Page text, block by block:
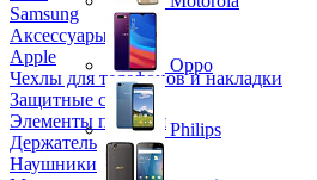
Samsung
Аксессуары
Apple
Чехлы для телефонов и накладки
Защитные стекла
Элементы питания
Держатель
Наушники
Oppo
Philips